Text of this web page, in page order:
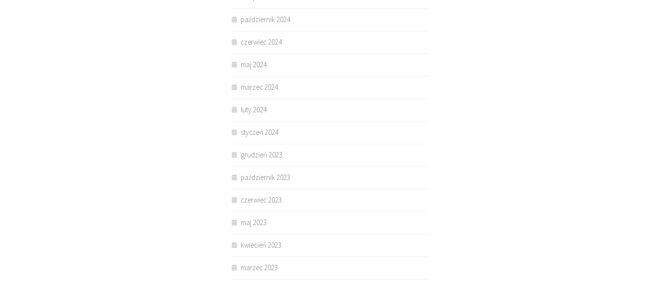
październik 2024
czerwiec 2024
maj 2024
marzec 2024
luty 2024
styczeń 2024
grudzień 2023
październik 2023
czerwiec 2023
maj 2023
kwiecień 2023
marzec 2023